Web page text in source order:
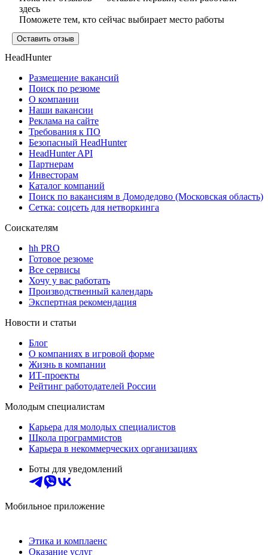
здесь
Поможете тем, кто сейчас выбирает место работы
Оставить отзыв
HeadHunter
Размещение вакансий
Поиск по резюме
О компании
Наши вакансии
Реклама на сайте
Требования к ПО
Безопасный HeadHunter
HeadHunter API
Партнерам
Инвесторам
Каталог компаний
Поиск по вакансиям в Домодедово (Московская область)
Сетка: соцсеть для нетворкинга
Соискателям
hh PRO
Готовое резюме
Все сервисы
Хочу у вас работать
Производственный календарь
Экспертная рекомендация
Новости и статьи
Блог
О компаниях в игровой форме
Жизнь в компании
ИТ-проекты
Рейтинг работодателей России
Молодым специалистам
Карьера для молодых специалистов
Школа программистов
Карьера в некоммерческих организациях
Боты для уведомлений
Мобильное приложение
Этика и комплаенс
Оказание услуг